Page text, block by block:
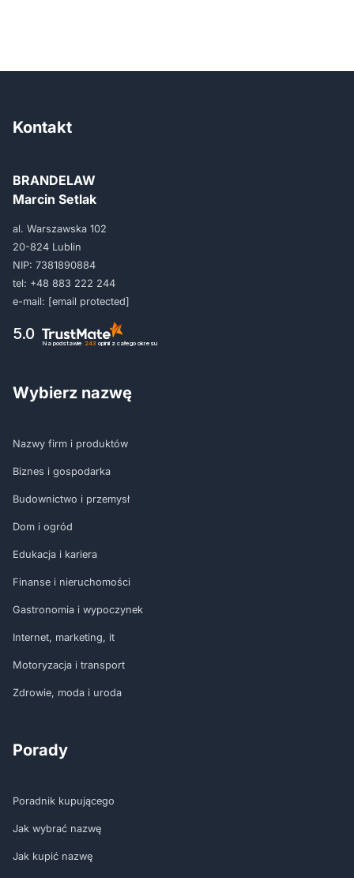
Kontakt
BRANDELAW
Marcin Setlak
al. Warszawska 102
20-824 Lublin
NIP: 7381890884
tel: +48 883 222 244
e-mail: [email protected]
5.0
Na podstawie 243 opinii z całego okresu
Wybierz nazwę
Nazwy firm i produktów
Biznes i gospodarka
Budownictwo i przemysł
Dom i ogród
Edukacja i kariera
Finanse i nieruchomości
Gastronomia i wypoczynek
Internet, marketing, it
Motoryzacja i transport
Zdrowie, moda i uroda
Porady
Poradnik kupującego
Jak wybrać nazwę
Jak kupić nazwę